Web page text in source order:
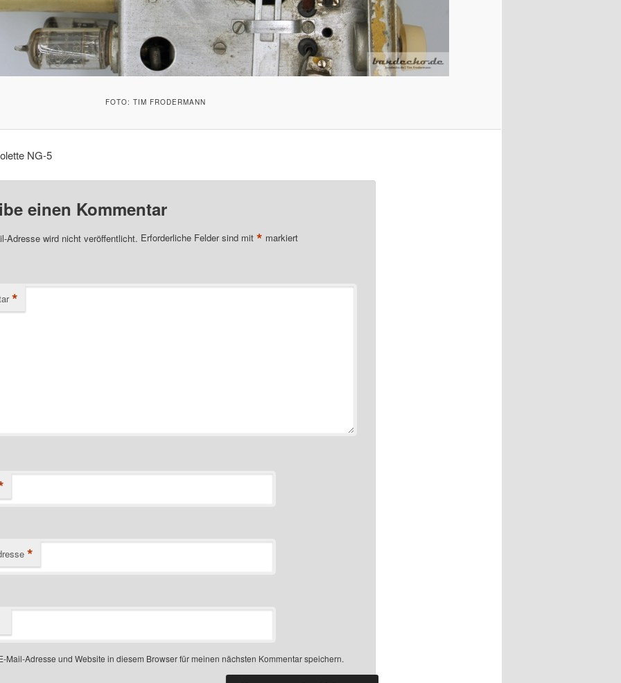
FOTO: TIM FRODERMANN
NG-5
einen Kommentar
Adresse wird nicht veröffentlicht. Erforderliche Felder sind mit * markiert
*
*
Mail-Adresse und Website in diesem Browser für meinen nächsten Kommentar speichern.